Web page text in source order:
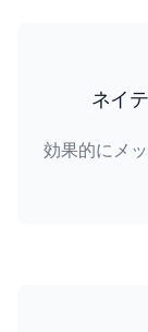
ネイ
効果的にメ